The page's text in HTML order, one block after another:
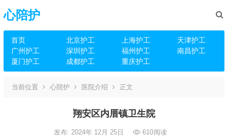
心陪护
首页 北京护工 上海护工
天津护工
广州护工
深圳护工 福州护工
南昌护工
厦门护工
成都护工 重庆护工
当前位置 心陪护 医院介绍 正文
翔安区内厝镇卫生院
发布: 2024年 12月 25日 610阅读